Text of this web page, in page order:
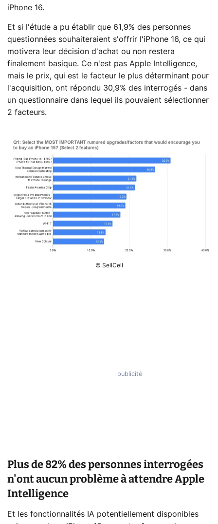
iPhone 16.
Et si l'étude a pu établir que 61,9% des personnes
questionnées souhaiteraient s'offrir l'iPhone 16, ce qui
motivera leur décision d'achat ou non restera
finalement basique. Ce n'est pas Apple Intelligence,
mais le prix, qui est le facteur le plus déterminant pour
l'acquisition, ont répondu 30,9% des interrogés - dans
un questionnaire dans lequel ils pouvaient sélectionner
2 facteurs.
© SellCell
Plus de 82% des personnes interrogées
n'ont aucun problème à attendre Apple
Intelligence
Et les fonctionnalités IA potentiellement disponibles